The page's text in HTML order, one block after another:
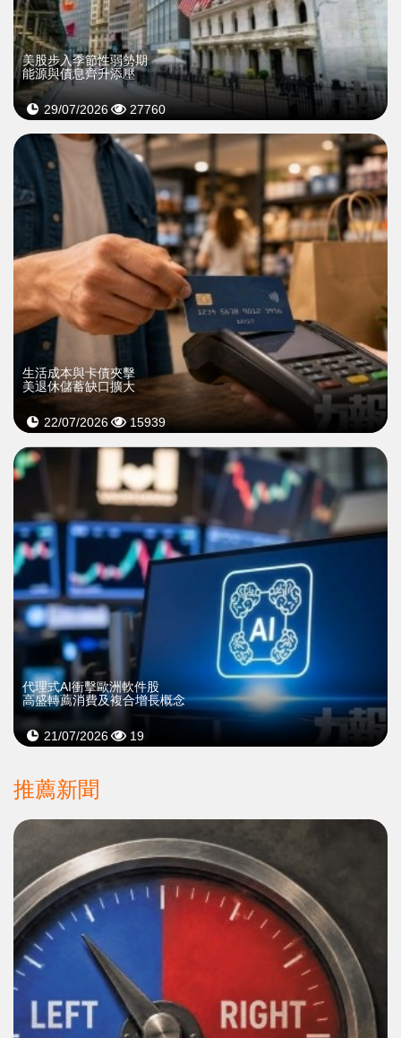
美股步入季節性弱勢期
能源與債息齊升添壓
29/07/2026 27760
生活成本與卡債夾擊
美退休儲蓄缺口擴大
22/07/2026 15939
代理式AI衝擊歐洲軟件股
高盛轉薦消費及複合增長概念
21/07/2026 19
推薦新聞